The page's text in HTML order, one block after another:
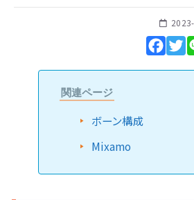
関連ページ
ボーン構成
Mixamo